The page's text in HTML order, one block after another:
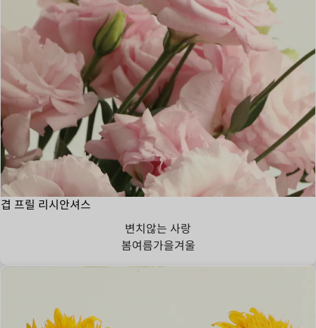
겹 프릴 리시안셔스
변치않는 사랑
봄여름가을겨울